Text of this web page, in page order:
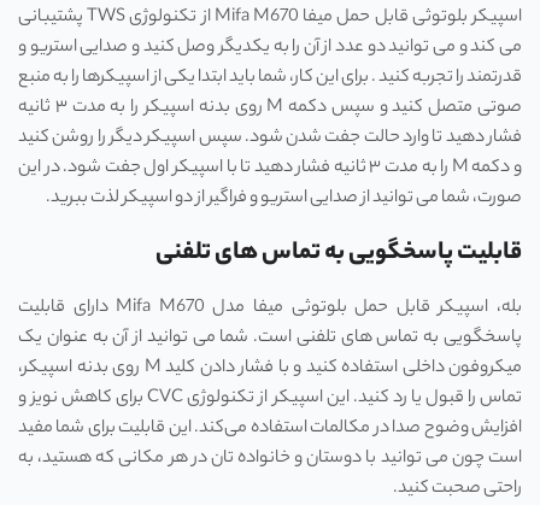
اسپیکر بلوتوثی قابل حمل میفا Mifa M670 از تکنولوژی TWS پشتیبانی
می‌ کند و می ‌توانید دو عدد از آن را به یکدیگر وصل کنید و صدایی استریو و
قدرتمند را تجربه کنید . برای این کار، شما باید ابتدا یکی از اسپیکر‌ها را به منبع
صوتی متصل کنید و سپس دکمه M روی بدنه اسپیکر را به مدت ۳ ثانیه
فشار دهید تا وارد حالت جفت‌ شدن شود. سپس اسپیکر دیگر را روشن کنید
و دکمه M را به مدت ۳ ثانیه فشار دهید تا با اسپیکر اول جفت شود. در این
صورت، شما می‌ توانید از صدایی استریو و فراگیر از دو اسپیکر لذت ببرید.
قابلیت پاسخگویی به تماس های تلفنی
بله، اسپیکر قابل حمل بلوتوثی میفا مدل Mifa M670 دارای قابلیت
پاسخگویی به تماس ‌های تلفنی است. شما می ‌توانید از آن به عنوان یک
میکروفون داخلی استفاده کنید و با فشار دادن کلید M روی بدنه اسپیکر،
تماس را قبول یا رد کنید. این اسپیکر از تکنولوژی CVC برای کاهش نویز و
افزایش وضوح صدا در مکالمات استفاده می‌کند. این قابلیت برای شما مفید
است چون می ‌توانید با دوستان و خانواده ‌تان در هر مکانی که هستید، به
راحتی صحبت کنید.